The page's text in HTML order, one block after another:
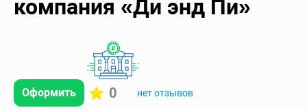
компания «Ди энд Пи»
Оформить 0 нет отзывов